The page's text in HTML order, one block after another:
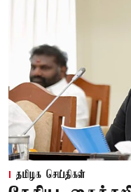
தமிழக செய்திகள்